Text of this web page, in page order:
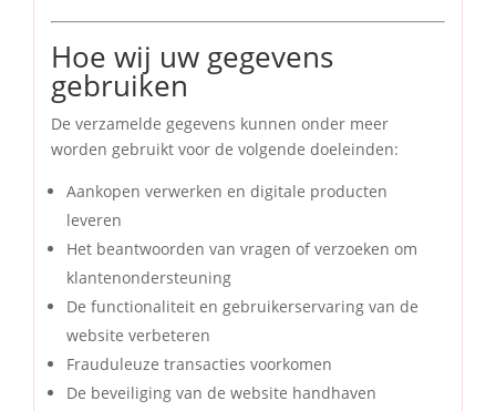
Hoe wij uw gegevens
gebruiken
De verzamelde gegevens kunnen onder meer
worden gebruikt voor de volgende doeleinden:
Aankopen verwerken en digitale producten
leveren
Het beantwoorden van vragen of verzoeken om
klantenondersteuning
De functionaliteit en gebruikerservaring van de
website verbeteren
Frauduleuze transacties voorkomen
De beveiliging van de website handhaven